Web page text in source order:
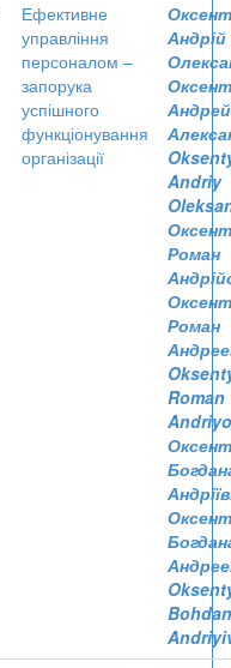
Ефективне
управління
персоналом –
запорука
успішного
функціонування
організації
Андрій
Андрей
Andriy
Роман
Роман
Roman